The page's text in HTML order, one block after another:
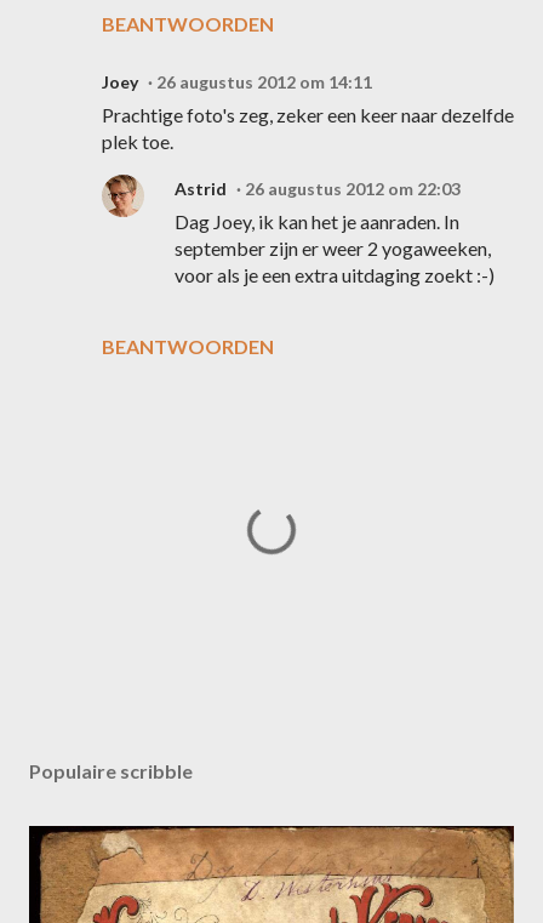
BEANTWOORDEN
Joey 26 augustus 2012 om 14:11
Prachtige foto's zeg, zeker een keer naar dezelfde
plek toe.
BEANTWOORDEN
Astrid 26 augustus 2012 om 22:03
Dag Joey, ik kan het je aanraden. In
september zijn er weer 2 yogaweeken,
voor als je een extra uitdaging zoekt :-)
n
Populaire scribble